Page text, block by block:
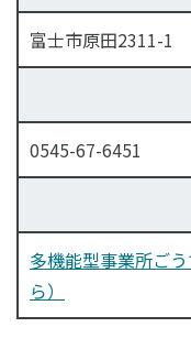
富士市原田2311-1
0545-67-6451
多機能型事業所ご
ら）